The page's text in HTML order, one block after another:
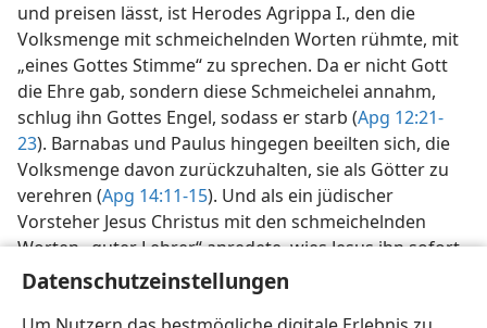
Datenschutzeinstellungen
und preisen lässt, ist Herodes Agrippa I., den die
Volksmenge mit schmeichelnden Worten rühmte, mit
„eines Gottes Stimme“ zu sprechen. Da er nicht Gott
die Ehre gab, sondern diese Schmeichelei annahm,
schlug ihn Gottes Engel, sodass er starb (Apg 12:21-
23). Barnabas und Paulus hingegen beeilten sich, die
Volksmenge davon zurückzuhalten, sie als Götter zu
verehren (Apg 14:11-15). Und als ein jüdischer
Vorsteher Jesus Christus mit den schmeichelnden
Worten „guter Lehrer“ anredete, wies Jesus ihn sofort
zurecht und sagte zu ihm: „Warum nennst du mich
gut? Niemand ist gut als nur einer, Gott“ (